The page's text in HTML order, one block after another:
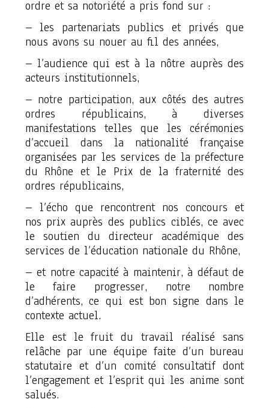
ordre et sa notoriété a pris fond sur :
– les partenariats publics et privés que
nous avons su nouer au fil des années,
– l’audience qui est à la nôtre auprès des
acteurs institutionnels,
– notre participation, aux côtés des autres
ordres républicains, à diverses
manifestations telles que les cérémonies
d’accueil dans la nationalité française
organisées par les services de la préfecture
du Rhône et le Prix de la fraternité des
ordres républicains,
– l’écho que rencontrent nos concours et
nos prix auprès des publics ciblés, ce avec
le soutien du directeur académique des
services de l’éducation nationale du Rhône,
– et notre capacité à maintenir, à défaut de
le faire progresser, notre nombre
d’adhérents, ce qui est bon signe dans le
contexte actuel.
Elle est le fruit du travail réalisé sans
relâche par une équipe faite d’un bureau
statutaire et d’un comité consultatif dont
l’engagement et l’esprit qui les anime sont
salués.